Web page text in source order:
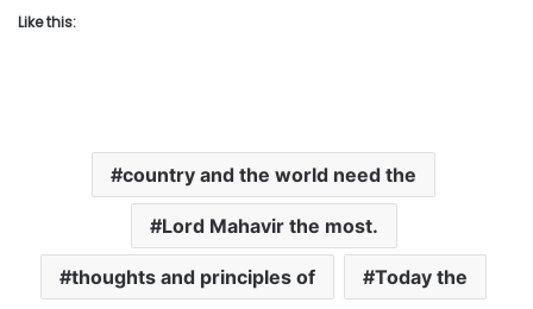
Like this:
country and the world need the
Lord Mahavir the most.
thoughts and principles of Today the